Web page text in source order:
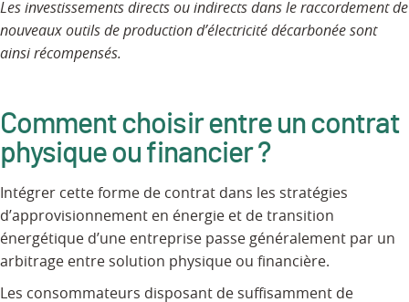
Les investissements directs ou indirects dans le raccordement de
nouveaux outils de production d’électricité décarbonée sont
ainsi récompensés.
Comment choisir entre un contrat
physique ou financier ?
Intégrer cette forme de contrat dans les stratégies
d’approvisionnement en énergie et de transition
énergétique d’une entreprise passe généralement par un
arbitrage entre solution physique ou financière.
Les consommateurs disposant de suffisamment de